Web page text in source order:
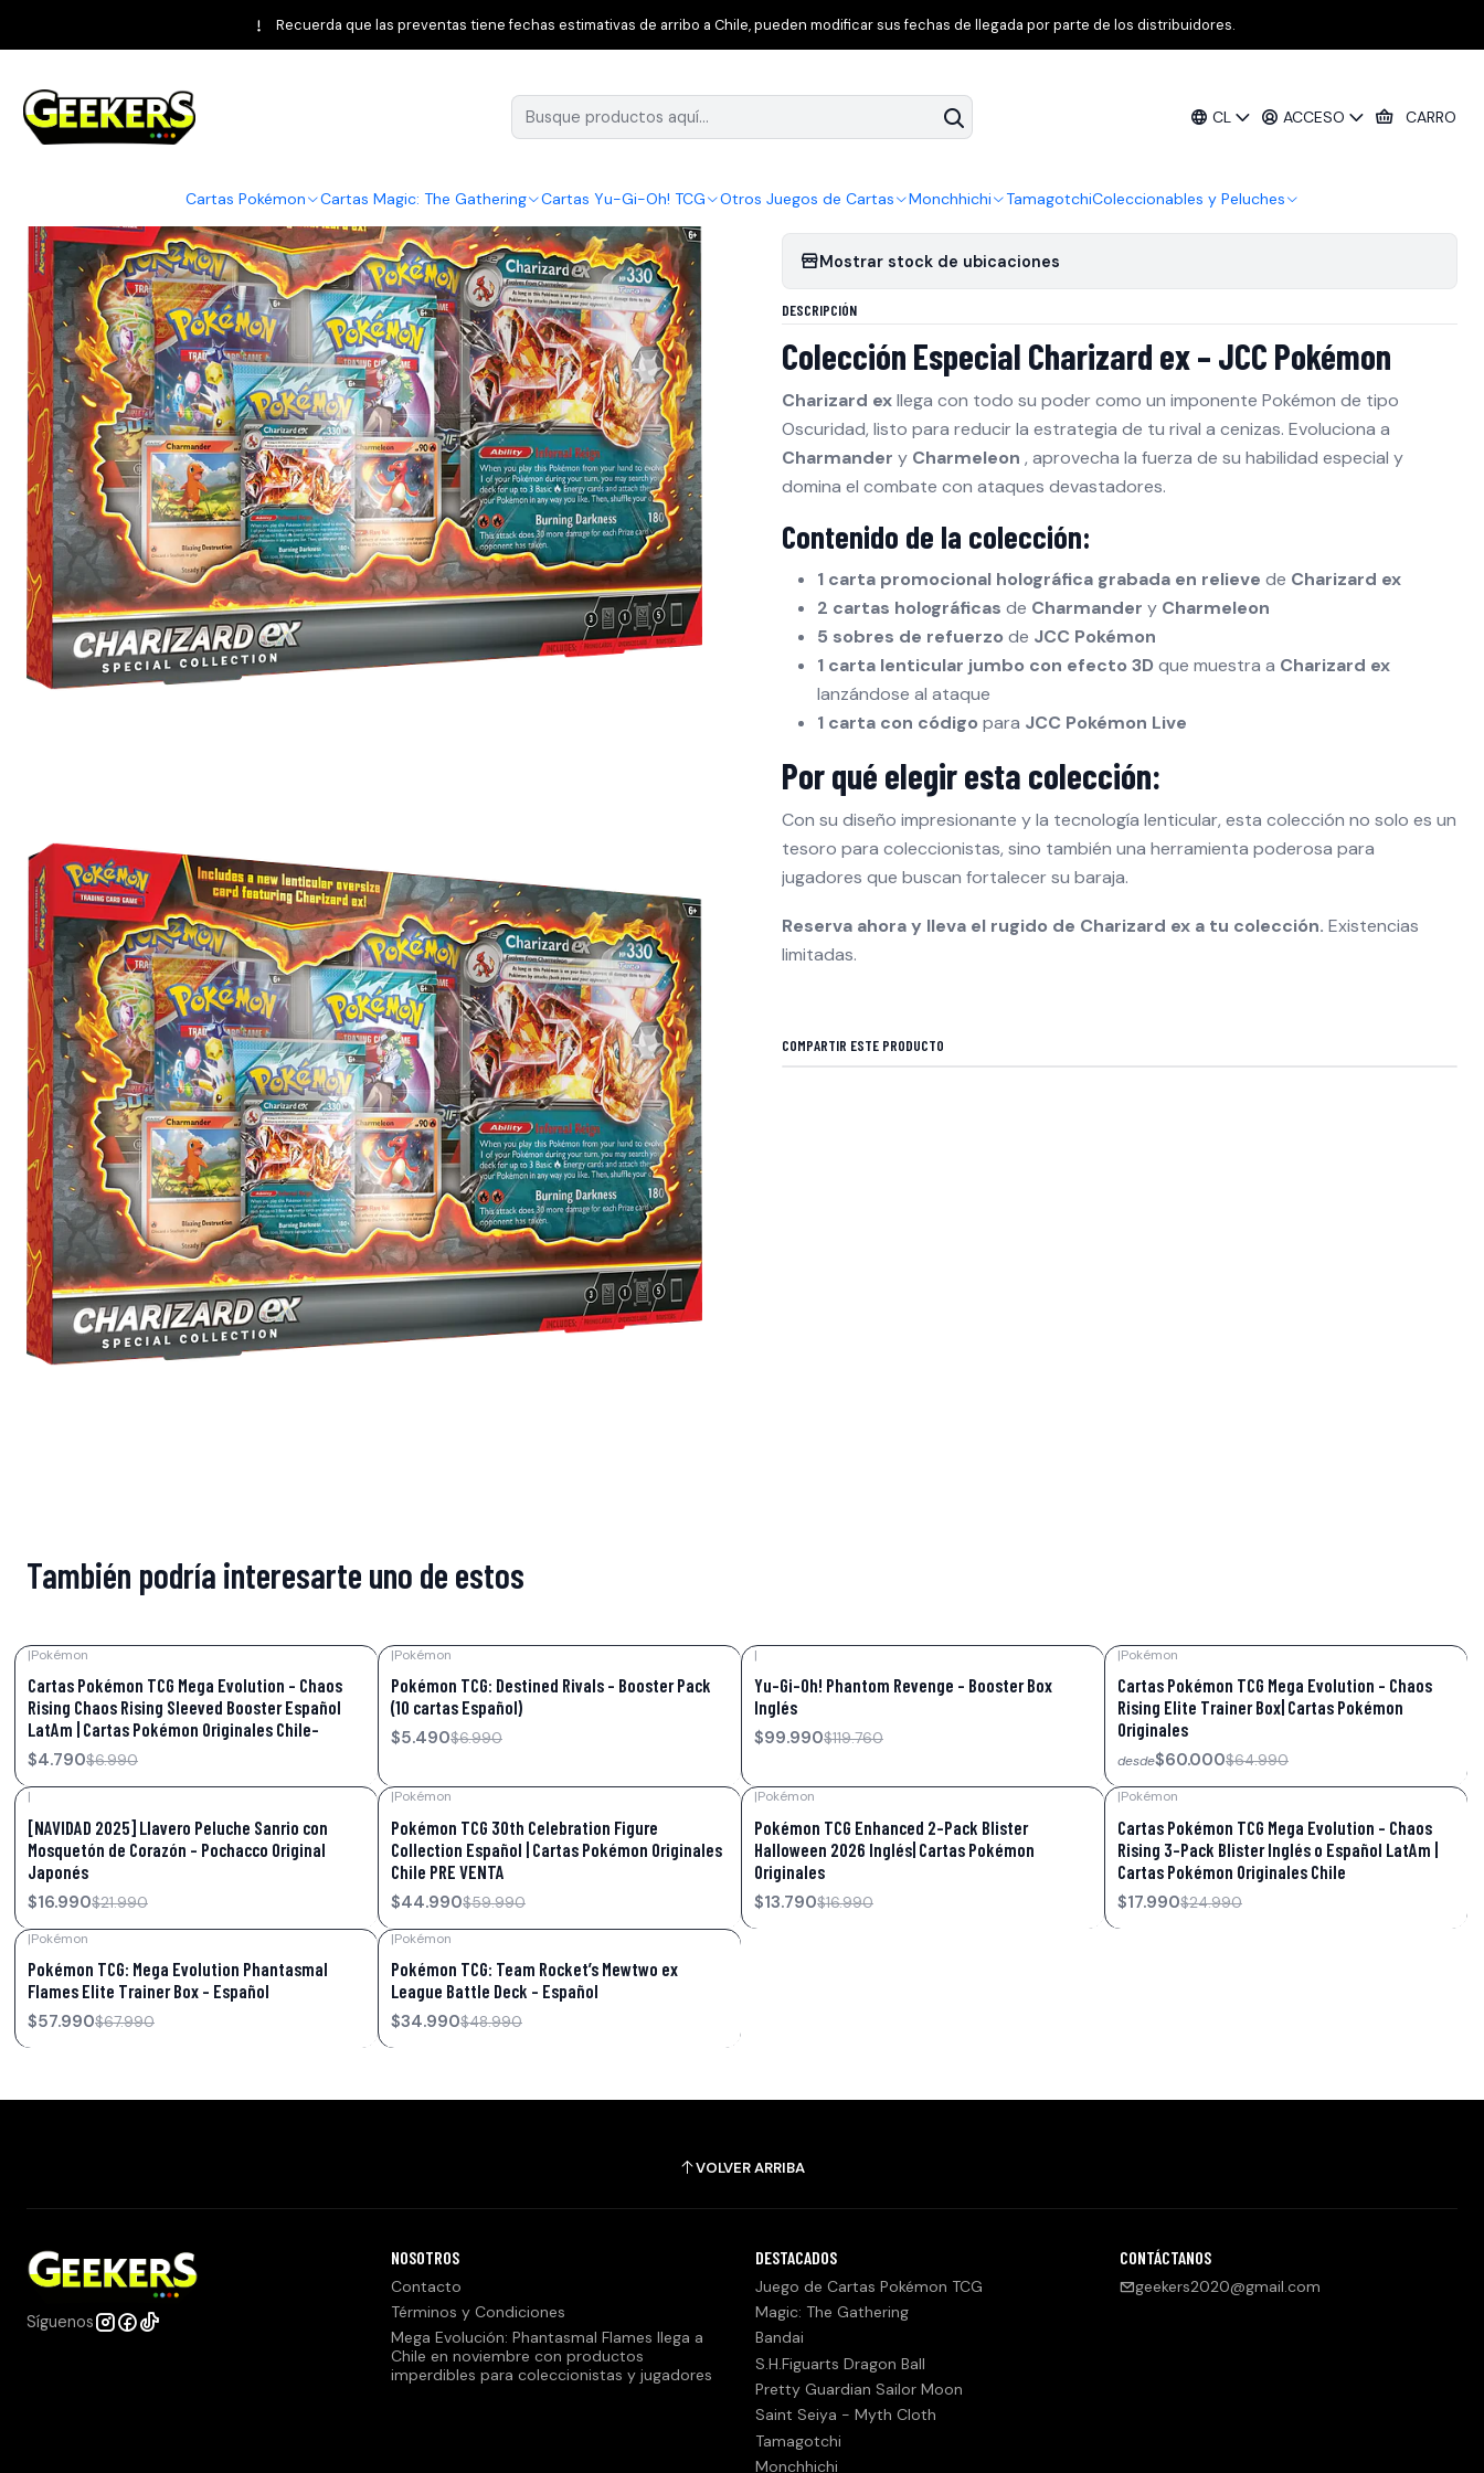
CL ACCESO CARRO
Cartas Pokémon Cartas Magic: The Gathering Cartas Yu-Gi-Oh! TCG Otros Juegos de Cartas Monchhichi TamagotchiColeccionables y Peluches
Recuerda que las preventas tiene fechas estimativas de arribo a Chile, pueden modificar sus fechas de llegada por parte de los distribuidores.
Inicio Pokémon TCG Surging Sparks [Pokémon TCG: Charizard Ex Special Collection - Inglés
|
[Pokémon TCG: Charizard Ex Special Collection - Inglés
Agregar a la lista de favoritos
Mostrar stock de ubicaciones
DESCRIPCIÓN
Colección Especial Charizard ex – JCC Pokémon
Charizard exllega con todo su poder como un imponente Pokémon de tipo
Oscuridad, listo para reducir la estrategia de tu rival a cenizas. Evoluciona a
Charmander y Charmeleon , aprovecha la fuerza de su habilidad especial y
domina el combate con ataques devastadores.
Contenido de la colección:
1 carta promocional holográfica grabada en relieve de Charizard ex
2 cartas holográficas de Charmander y Charmeleon
5 sobres de refuerzo de JCC Pokémon
1 carta lenticular jumbo con efecto 3Dque muestra a Charizard ex
lanzándose al ataque
1 carta con código para JCC Pokémon Live
Por qué elegir esta colección:
Con su diseño impresionante y la tecnología lenticular, esta colección no solo es un
tesoro para coleccionistas, sino también una herramienta poderosa para
jugadores que buscan fortalecer su baraja.
Reserva ahora y lleva el rugido de Charizard ex a tu colección. Existencias
limitadas.
COMPARTIR ESTE PRODUCTO
También podría interesarte uno de estos
|Pokémon
Cartas Pokémon TCG Mega Evolution – Chaos
Rising Chaos Rising Sleeved Booster Español
LatAm | Cartas Pokémon Originales Chile-
$4.790$6.990
|Pokémon
Pokémon TCG: Destined Rivals – Booster Pack
(10 cartas Español)
$5.490$6.990
|
Yu-Gi-Oh! Phantom Revenge – Booster Box
Inglés
$99.990$119.760
|Pokémon
Cartas Pokémon TCG Mega Evolution – Chaos
Rising Elite Trainer Box| Cartas Pokémon
Originales
desde$60.000$64.990
|
[NAVIDAD 2025] Llavero Peluche Sanrio con
Mosquetón de Corazón – Pochacco Original
Japonés
$16.990$21.990
|Pokémon
Pokémon TCG 30th Celebration Figure
Collection Español | Cartas Pokémon Originales
Chile PRE VENTA
$44.990$59.990
|Pokémon
Pokémon TCG Enhanced 2-Pack Blister
Halloween 2026 Inglés| Cartas Pokémon
Originales
$13.790$16.990
|Pokémon
Cartas Pokémon TCG Mega Evolution – Chaos
Rising 3-Pack Blister Inglés o Español LatAm |
Cartas Pokémon Originales Chile
$17.990$24.990
|Pokémon
Pokémon TCG: Mega Evolution Phantasmal
Flames Elite Trainer Box – Español
$57.990$67.990
|Pokémon
Pokémon TCG: Team Rocket’s Mewtwo ex
League Battle Deck – Español
$34.990$48.990
VOLVER ARRIBA
Síguenos
NOSOTROS
Contacto
Términos y Condiciones
Mega Evolución: Phantasmal Flames llega a
Chile en noviembre con productos
imperdibles para coleccionistas y jugadores
DESTACADOS
Juego de Cartas Pokémon TCG
Magic: The Gathering
Bandai
S.H.Figuarts Dragon Ball
Pretty Guardian Sailor Moon
Saint Seiya - Myth Cloth
Tamagotchi
Monchhichi
CONTÁCTANOS
geekers2020@gmail.com